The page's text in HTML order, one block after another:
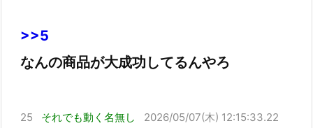
>>5
なんの商品が大成功してるんやろ
25 それでも動く名無し 2026/05/07(木) 12:15:33.22